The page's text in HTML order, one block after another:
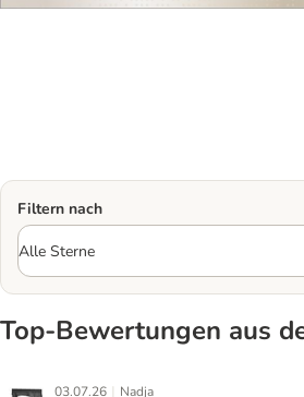
Filtern nach
Top‑Bewertungen aus
03.07.26 | Nadja